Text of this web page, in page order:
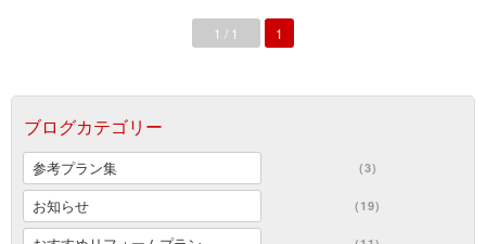
1 / 1 1
ブログカテゴリー
参考プラン集 (3)
お知らせ (19)